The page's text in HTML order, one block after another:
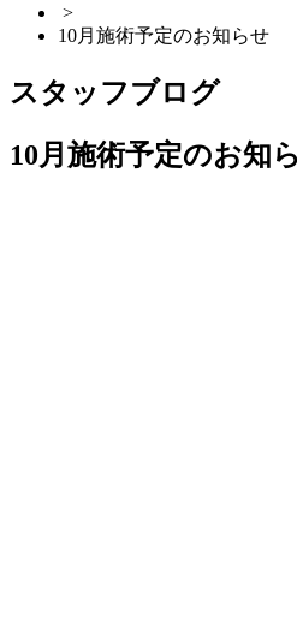
>
10月施術予定のお知らせ
スタッフブログ
10月施術予定のお知